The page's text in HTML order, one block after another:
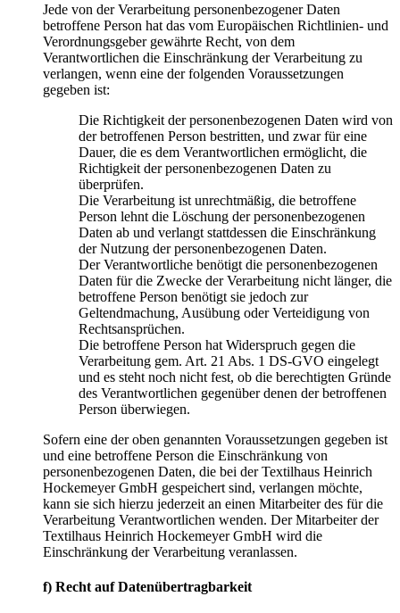
Jede von der Verarbeitung personenbezogener Daten
betroffene Person hat das vom Europäischen Richtlinien- und
Verordnungsgeber gewährte Recht, von dem
Verantwortlichen die Einschränkung der Verarbeitung zu
verlangen, wenn eine der folgenden Voraussetzungen
gegeben ist:
Die Richtigkeit der personenbezogenen Daten wird von
der betroffenen Person bestritten, und zwar für eine
Dauer, die es dem Verantwortlichen ermöglicht, die
Richtigkeit der personenbezogenen Daten zu
überprüfen.
Die Verarbeitung ist unrechtmäßig, die betroffene
Person lehnt die Löschung der personenbezogenen
Daten ab und verlangt stattdessen die Einschränkung
der Nutzung der personenbezogenen Daten.
Der Verantwortliche benötigt die personenbezogenen
Daten für die Zwecke der Verarbeitung nicht länger, die
betroffene Person benötigt sie jedoch zur
Geltendmachung, Ausübung oder Verteidigung von
Rechtsansprüchen.
Die betroffene Person hat Widerspruch gegen die
Verarbeitung gem. Art. 21 Abs. 1 DS-GVO eingelegt
und es steht noch nicht fest, ob die berechtigten Gründe
des Verantwortlichen gegenüber denen der betroffenen
Person überwiegen.
Sofern eine der oben genannten Voraussetzungen gegeben ist
und eine betroffene Person die Einschränkung von
personenbezogenen Daten, die bei der Textilhaus Heinrich
Hockemeyer GmbH gespeichert sind, verlangen möchte,
kann sie sich hierzu jederzeit an einen Mitarbeiter des für die
Verarbeitung Verantwortlichen wenden. Der Mitarbeiter der
Textilhaus Heinrich Hockemeyer GmbH wird die
Einschränkung der Verarbeitung veranlassen.
f) Recht auf Datenübertragbarkeit